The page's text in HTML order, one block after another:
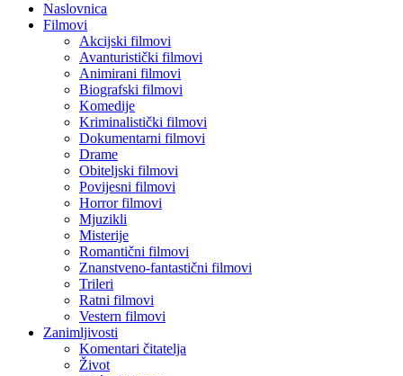
Naslovnica
Filmovi
Akcijski filmovi
Avanturistički filmovi
Animirani filmovi
Biografski filmovi
Komedije
Kriminalistički filmovi
Dokumentarni filmovi
Drame
Obiteljski filmovi
Povijesni filmovi
Horror filmovi
Mjuzikli
Misterije
Romantični filmovi
Znanstveno-fantastični filmovi
Trileri
Ratni filmovi
Vestern filmovi
Zanimljivosti
Komentari čitatelja
Život